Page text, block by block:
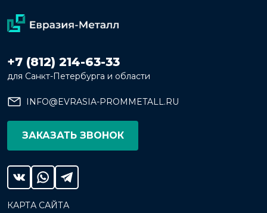
+7 (812) 214-63-33
для Санкт-Петербурга и области
INFO@EVRASIA-PROMMETALL.RU
ЗАКАЗАТЬ ЗВОНОК
КАРТА САЙТА